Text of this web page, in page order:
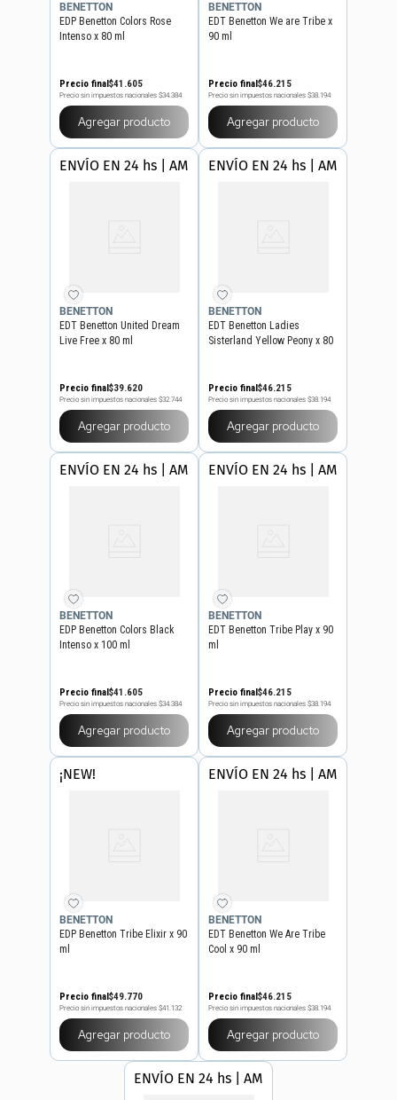
BENETTON
EDP Benetton Colors Rose
Intenso x 80 ml
Precio final$41 .605
Precio sin impuestos nacionales $34.384
Agregar producto
BENETTON
EDT Benetton We are Tribe x
90 ml
Precio final$46.215
Precio sin impuestos nacionales $38.194
Agregar producto
ENVÍO EN 24 hs | AMBA
BENETTON
EDT Benetton United Dream
Live Free x 80 ml
Precio final$39.620
Precio sin impuestos nacionales $32.744
Agregar producto
ENVÍO EN 24 hs | AMBA
BENETTON
EDT Benetton Ladies
Sisterland Yellow Peony x 80
Precio final$46.215
Precio sin impuestos nacionales $38.194
Agregar producto
ENVÍO EN 24 hs | AMBA
BENETTON
EDP Benetton Colors Black
Intenso x 100 ml
Precio final$41 .605
Precio sin impuestos nacionales $34.384
Agregar producto
ENVÍO EN 24 hs | AMBA
BENETTON
EDT Benetton Tribe Play x 90
ml
Precio final$46.215
Precio sin impuestos nacionales $38.194
Agregar producto
¡NEW!
BENETTON
EDP Benetton Tribe Elixir x 90
ml
Precio final$49.770
Precio sin impuestos nacionales $41.132
Agregar producto
ENVÍO EN 24 hs | AMBA
BENETTON
EDT Benetton We Are Tribe
Cool x 90 ml
Precio final$46.215
Precio sin impuestos nacionales $38.194
Agregar producto
ENVÍO EN 24 hs | AMBA